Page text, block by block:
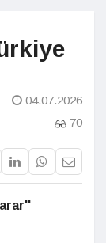
04.07.2026
70